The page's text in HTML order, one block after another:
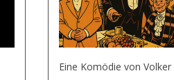
Eine Komödie von Volker